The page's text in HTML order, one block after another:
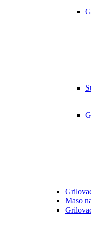
Maso